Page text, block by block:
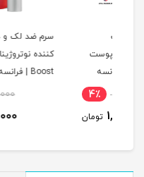
سرم ضد لک و درخشان
کننده نوتروژینا سری Bright
Boost ‌‌‌| فرانسه
6٪
تومان